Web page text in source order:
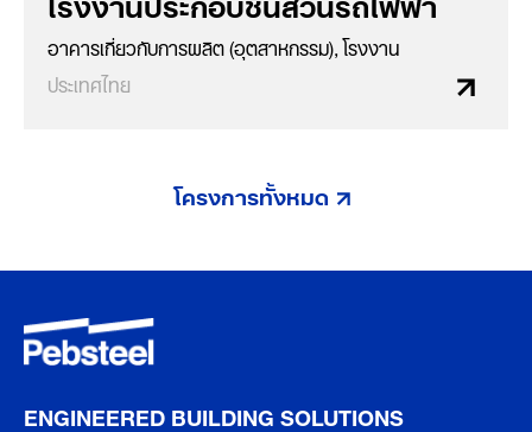
อาคารเกี่ยวกับการผลิต (อุตสาหกรรม), โรงงาน
ประเทศไทย
โครงการทั้งหมด
ENGINEERED BUILDING SOLUTIONS